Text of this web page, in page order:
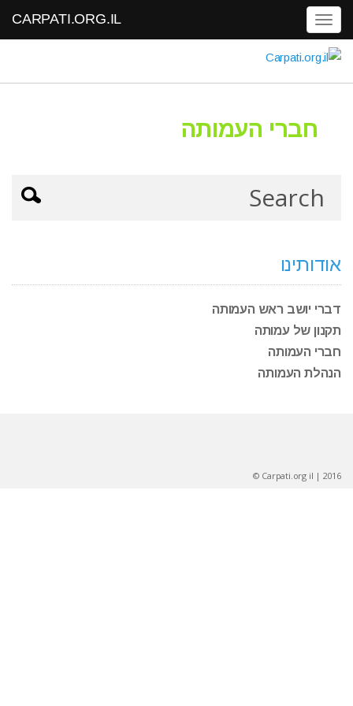
Toggle navigation
CARPATI.ORG.IL
חברי העמותה
אודותינו
דברי יושב ראש העמותה
תקנון של עמותה
חברי העמותה
הנהלת העמותה
2016 | Carpati.org il ©